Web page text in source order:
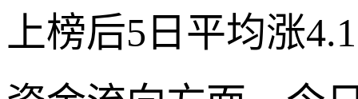
上榜后5日平均涨